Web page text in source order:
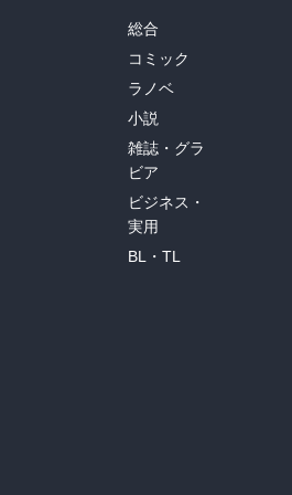
総合
コミック
ラノベ
小説
雑誌・グラ
ビア
ビジネス・
実用
BL・TL